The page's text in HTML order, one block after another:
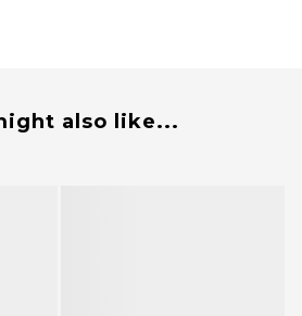
also like...